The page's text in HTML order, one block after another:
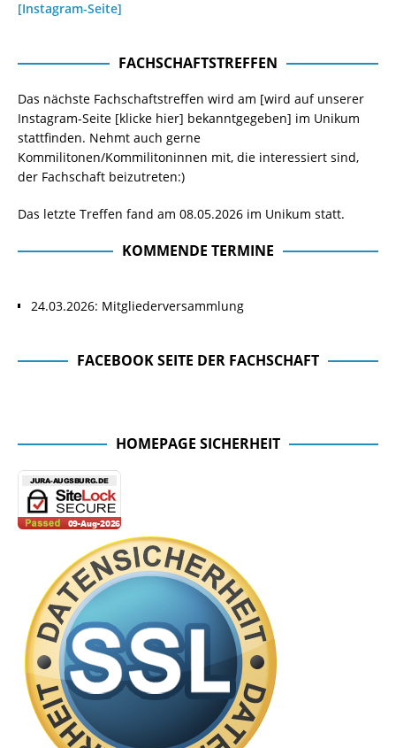
[Instagram-Seite]
FACHSCHAFTSTREFFEN
Das nächste Fachschaftstreffen wird am [wird auf unserer
Instagram-Seite [klicke hier] bekanntgegeben] im Unikum
stattfinden. Nehmt auch gerne
Kommilitonen/Kommilitoninnen mit, die interessiert sind,
der Fachschaft beizutreten:)
Das letzte Treffen fand am 08.05.2026 im Unikum statt.
KOMMENDE TERMINE
24.03.2026: Mitgliederversammlung
FACEBOOK SEITE DER FACHSCHAFT
HOMEPAGE SICHERHEIT